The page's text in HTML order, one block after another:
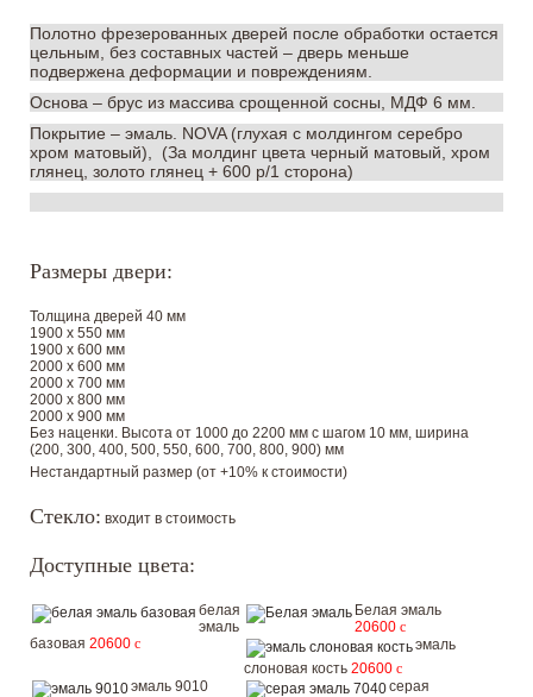
Полотно фрезерованных дверей после обработки остается
цельным, без составных частей – дверь меньше
подвержена деформации и повреждениям.
Основа – брус из массива срощенной сосны, МДФ 6 мм.
Покрытие – эмаль. NOVA (глухая с молдингом серебро
хром матовый), (За молдинг цвета черный матовый, хром
глянец, золото глянец + 600 р/1 сторона)
Размеры двери:
Толщина дверей 40 мм
1900 х 550 мм
1900 х 600 мм
2000 х 600 мм
2000 х 700 мм
2000 х 800 мм
2000 х 900 мм
Без наценки. Высота от 1000 до 2200 мм с шагом 10 мм, ширина
(200, 300, 400, 500, 550, 600, 700, 800, 900) мм
Нестандартный размер (от +10% к стоимости)
Стекло: входит в стоимость
Доступные цвета:
белая
эмаль
базовая 20600 c
Белая эмаль
20600 c
эмаль
слоновая кость 20600 c
эмаль 9010
серая